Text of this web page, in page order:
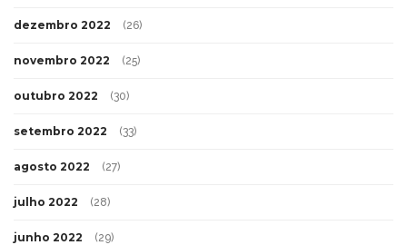
dezembro 2022 (26)
novembro 2022 (25)
outubro 2022 (30)
setembro 2022 (33)
agosto 2022 (27)
julho 2022 (28)
junho 2022 (29)